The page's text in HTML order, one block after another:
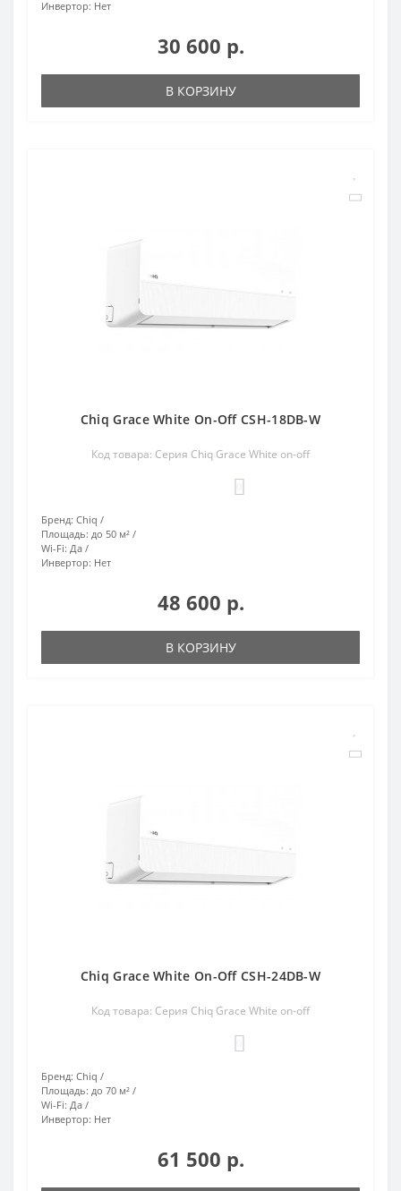
Инвертор: Нет
30 600 р.
В КОРЗИНУ
Chiq Grace White On-Off CSH-18DB-W
Код товара: Серия Chiq Grace White on-off
Бренд: Chiq
Площадь: до 50 м²
Wi-Fi: Да
Инвертор: Нет
48 600 р.
В КОРЗИНУ
Chiq Grace White On-Off CSH-24DB-W
Код товара: Серия Chiq Grace White on-off
Бренд: Chiq
Площадь: до 70 м²
Wi-Fi: Да
Инвертор: Нет
61 500 р.